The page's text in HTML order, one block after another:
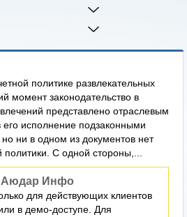
политике развлекательных
момент законодательство в
представлено отраслевым
исполнение подзаконными
ни в одном из документов нет
С одной стороны,...
Аюдар Инфо
для действующих клиентов
в демо-доступе. Для